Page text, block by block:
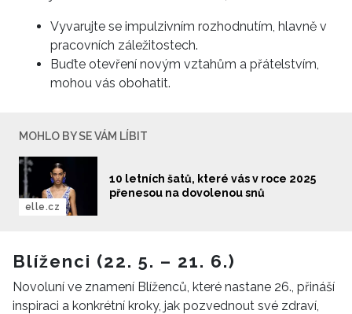
Vyvarujte se impulzivním rozhodnutím, hlavně v
pracovních záležitostech.
Buďte otevření novým vztahům a přátelstvím,
mohou vás obohatit.
MOHLO BY SE VÁM LÍBIT
10 letních šatů, které vás v roce 2025
přenesou na dovolenou snů
elle.cz
Blíženci (22. 5. – 21. 6.)
Novoluní ve znamení Blíženců, které nastane 26., přináší
inspiraci a konkrétní kroky, jak pozvednout své zdraví,